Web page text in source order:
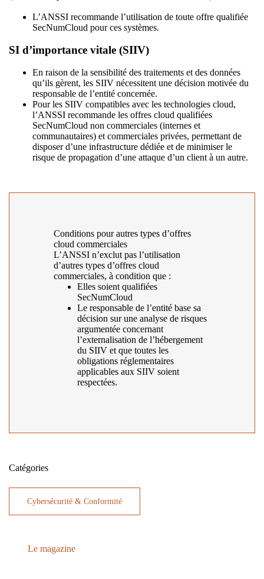
L’ANSSI recommande l’utilisation de toute offre qualifiée
SecNumCloud pour ces systèmes.
SI d’importance vitale (SIIV)
En raison de la sensibilité des traitements et des données
qu’ils gèrent, les SIIV nécessitent une décision motivée du
responsable de l’entité concernée.
Pour les SIIV compatibles avec les technologies cloud,
l’ANSSI recommande les offres cloud qualifiées
SecNumCloud non commerciales (internes et
communautaires) et commerciales privées, permettant de
disposer d’une infrastructure dédiée et de minimiser le
risque de propagation d’une attaque d’un client à un autre.
Conditions pour autres types d’offres
cloud commerciales
L’ANSSI n’exclut pas l’utilisation
d’autres types d’offres cloud
commerciales, à condition que :
Elles soient qualifiées
SecNumCloud
Le responsable de l’entité base sa
décision sur une analyse de risques
argumentée concernant
l’externalisation de l’hébergement
du SIIV et que toutes les
obligations réglementaires
applicables aux SIIV soient
respectées.
Catégories
Cybersécurité & Conformité
Le magazine